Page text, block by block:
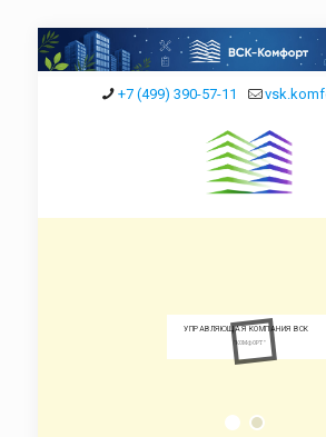
+7 (499) 390-57-11
ВЫСОКИЕ СТАНДАРТЫ КАЧЕСТВА "КОМФОРТ"